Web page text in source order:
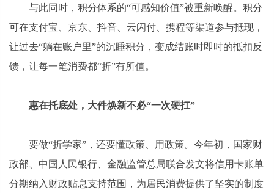
与此同时，积分体系的“可感知价值”被重新唤醒。积分
可在支付宝、京东、抖音、云闪付、携程等渠道参与抵现，
让过去“躺在账户里”的沉睡积分，变成结账时即时的抵扣反
馈，让每一笔消费都“折”有所值。
惠在托底处，大件焕新不必“一次硬扛”
要做“折学家”，还要懂政策、用政策。今年初，国家财
政部、中国人民银行、金融监管总局联合发文将信用卡账单
分期纳入财政贴息支持范围，为居民消费提供了坚实的制度